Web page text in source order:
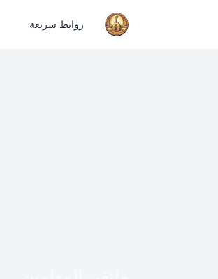
روابط سريعة